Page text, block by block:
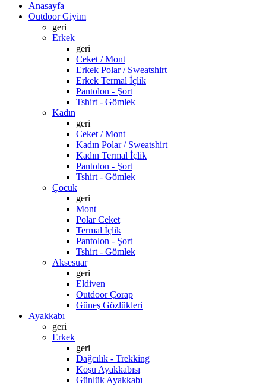
Anasayfa
Outdoor Giyim
geri
Erkek
geri
Ceket / Mont
Erkek Polar / Sweatshirt
Erkek Termal İçlik
Pantolon - Şort
Tshirt - Gömlek
Kadın
geri
Ceket / Mont
Kadın Polar / Sweatshirt
Kadın Termal İçlik
Pantolon - Şort
Tshirt - Gömlek
Çocuk
geri
Mont
Polar Ceket
Termal İçlik
Pantolon - Şort
Tshirt - Gömlek
Aksesuar
geri
Eldiven
Outdoor Çorap
Güneş Gözlükleri
Ayakkabı
geri
Erkek
geri
Dağcılık - Trekking
Koşu Ayakkabısı
Günlük Ayakkabı